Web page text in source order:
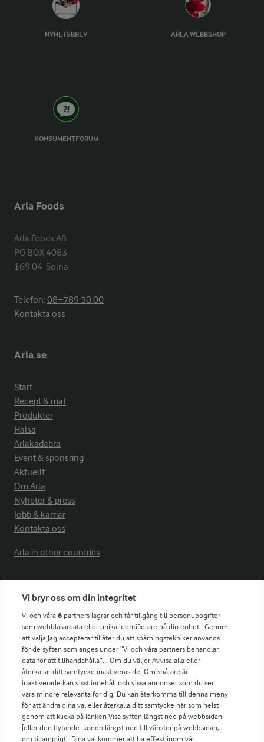
NYHETSBREV ARLA WEBBSHOP
KONSUMENTFORUM
Arla Foods
Arla Foods AB
PO BOX 4083
169 04  Solna
Telefon:08−789 50 00
Kontakta oss
Arla.se
Start
Recept & mat
Produkter
Hälsa
Arlakadabra
Event & sponsring
Aktuellt
Om Arla
Nyheter & press
Jobb & karriär
Kontakta oss
Arla in other countries
Fler Arlasajter
För ägare
Arlas kundportal
Arla.com
Falbygdens Ost
Arla webbshop
Bildbank
Vi bryr oss om din integritet
Vi och våra6 partners lagrar och får tillgång till personuppgifter
som webbläsardata eller unika identifierare på din enhet . Genom
att välja Jag accepterar tillåter du att spårningstekniker används
för de syften som anges under ”Vi och våra partners behandlar
data för att tillhandahålla”. . Om du väljer Avvisa alla eller
återkallar ditt samtycke inaktiveras de. Om spårare är
inaktiverade kan visst innehåll och vissa annonser som du ser
vara mindre relevanta för dig. Du kan återkomma till denna meny
för att ändra dina val eller återkalla ditt samtycke när som helst
genom att klicka på länken Visa syften längst ned på webbsidan
[eller den flytande ikonen längst ned till vänster på webbsidan,
om tillämpligt]. Dina val kommer att ha effekt inom vår